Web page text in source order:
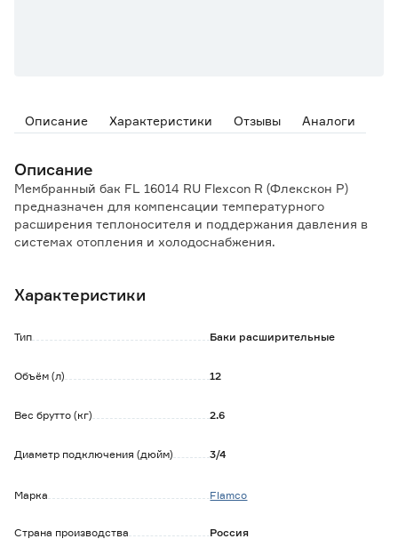
Описание Характеристики Отзывы Аналоги
Описание
Мембранный бак FL 16014 RU Flexcon R (Флекскон Р)
предназначен для компенсации температурного
расширения теплоносителя и поддержания давления в
системах отопления и холодоснабжения.
порошковой краской красного цвета.
Способ установки: настенный.
Максимальное рабочее давление: 6 бар.
Присоединительный размер: 3/4'.
градусов.
градусов.
гликолевые смеси с концентрацией гликоля не более
Характеристики
Тип Баки расширительные
Объём (л) 12
Вес брутто (кг) 2.6
Диаметр подключения (дюйм) 3/4
Марка Flamco
Страна производства Россия